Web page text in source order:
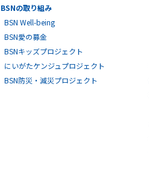
BSNの取り組み
BSN Well-being
BSN愛の募金
BSNキッズプロジェクト
にいがたケンジュプロジェクト
BSN防災・減災プロジェクト